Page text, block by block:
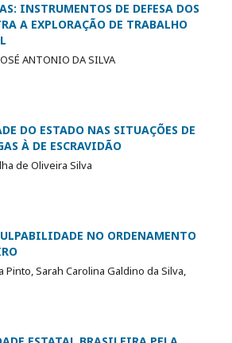
INSTRUMENTOS DE DEFESA DOS
A EXPLORAÇÃO DE TRABALHO
ANTONIO DA SILVA
DO ESTADO NAS SITUAÇÕES DE
À DE ESCRAVIDÃO
de Oliveira Silva
NO ORDENAMENTO
Pinto, Sarah Carolina Galdino da Silva,